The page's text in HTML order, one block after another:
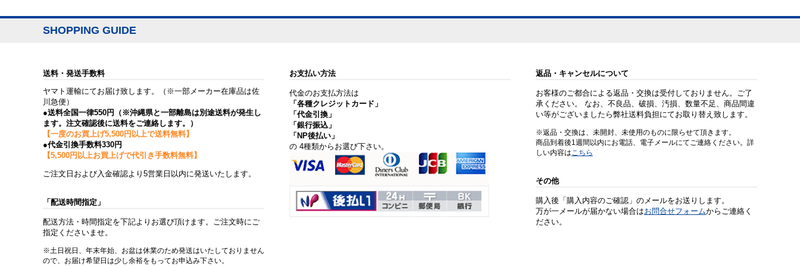
SHOPPING GUIDE
送料・発送手数料
ヤマト運輸にてお届け致します。（※一部メーカー在庫品は佐
川急便）
●送料全国一律550円（※沖縄県と一部離島は別途送料が発生し
ます。注文確認後に送料をご連絡します。）
【一度のお買上げ5,500円以上で送料無料】
●代金引換手数料330円
【5,500円以上お買上げで代引き手数料無料】
ご注文日および入金確認より5営業日以内に発送いたします。
「配送時間指定」
配送方法・時間指定を下記よりお選び頂けます。ご注文時にご
指定くださいませ。
※土日祝日、年末年始、お盆は休業のため発送はいたしておりません
ので、お届け希望日は少し余裕をもってお申込み下さい。
お支払い方法
代金のお支払方法は
「各種クレジットカード」
「代金引換」
「銀行振込」
「NP後払い」
の 4種類からお選び下さい。
返品・キャンセルについて
お客様のご都合による返品・交換は受付しておりません。ご了
承ください。 なお、不良品、破損、汚損、数量不足、商品間違
い等がございましたら弊社送料負担にてお取り替え致します。
※返品・交換は、未開封、未使用のものに限らせて頂きます。
商品到着後1週間以内にお電話、電子メールにてご連絡ください。詳
しい内容はこちら
その他
購入後「購入内容のご確認」のメールをお送りします。
万が一メールが届かない場合はお問合せフォームからご連絡く
ださい。